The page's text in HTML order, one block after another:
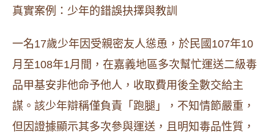
真實案例：少年的錯誤抉擇與教訓
一名17歲少年因受親密友人慫恿，於民國107年10
月至108年1月間，在嘉義地區多次幫忙運送二級毒
品甲基安非他命予他人，收取費用後全數交給主
謀。該少年辯稱僅負責「跑腿」，不知情節嚴重，
但因證據顯示其多次參與運送，且明知毒品性質，